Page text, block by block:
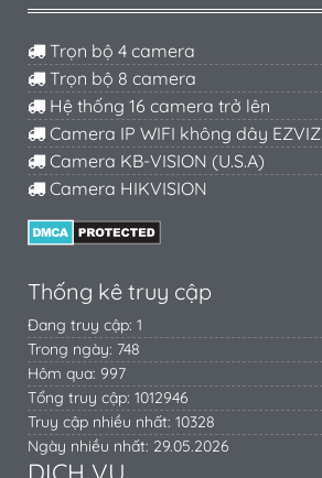
Trọn bộ 4 camera
Trọn bộ 8 camera
Hệ thống 16 camera trở lên
Camera IP WIFI không dây EZVIZ
Camera KB-VISION (U.S.A)
Camera HIKVISION
Thống kê truy cập
Đang truy cập: 1
Trong ngày: 748
Hôm qua: 997
Tổng truy cập: 1012946
Truy cập nhiều nhất: 10328
Ngày nhiều nhất: 29.05.2026